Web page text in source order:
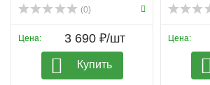
(0)
Цена: 3 690 ₽/шт
Купить
Цена: